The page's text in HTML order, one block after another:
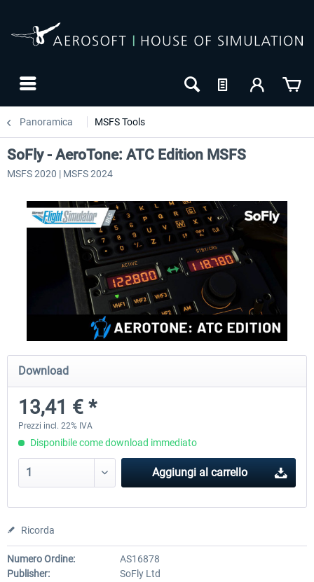
Panoramica MSFS Tools
rkApps - FSRealistic Pro MSFS
34,16 € *
SoFly - AeroTone: ATC Edition MSFS
MSFS 2020 | MSFS 2024
Download
13,41 € *
Prezzi incl. 22% IVA
Disponibile come download immediato
Aggiungi al carrello
Ricorda
Numero Ordine:
AS16878
Publisher:
SoFly Ltd